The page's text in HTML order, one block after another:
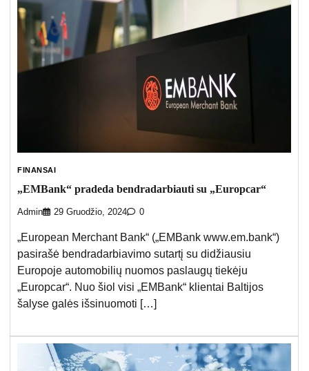
FINANSAI
„EMBank“ pradeda bendradarbiauti su „Europcar“
Admin 29 Gruodžio, 2024 0
„European Merchant Bank“ („EMBank www.em.bank“)
pasirašė bendradarbiavimo sutartį su didžiausiu
Europoje automobilių nuomos paslaugų tiekėju
„Europcar“. Nuo šiol visi „EMBank“ klientai Baltijos
šalyse galės išsinuomoti […]